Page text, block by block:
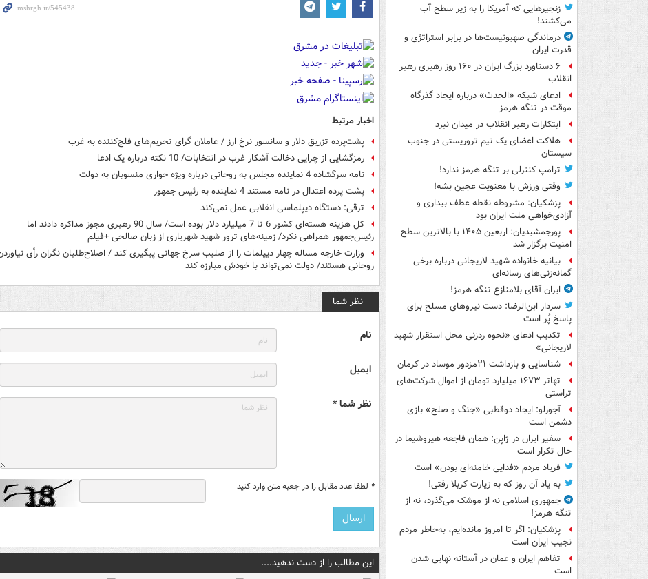
زنجیرهایی که آمریکا را به زیر سطح آب
می‌کشند!
درماندگی صهیونیست‌ها در برابر استراتژی و
قدرت ایران
۶ دستاورد بزرگ ایران در ۱۶۰ روز رهبری رهبر
انقلاب
ادعای شبکه «الحدث» درباره ایجاد گذرگاه
موقت در تنگه هرمز
ابتکارات رهبر انقلاب در میدان نبرد
هلاکت اعضای یک تیم تروریستی در جنوب
سیستان
ترامپ کنترلی بر تنگه هرمز ندارد!
وقتی ورزش با معنویت عجین بشه!
پزشکیان: مشروطه نقطه عطف بیداری و
آزادی‌خواهی ملت ایران بود
پورجمشیدیان: اربعین ۱۴۰۵ با بالاترین سطح
امنیت برگزار شد
بیانیه خانواده شهید لاریجانی درباره برخی
گمانه‌زنی‌های رسانه‌ای
ایران آقای بلامنازع تنگه هرمز!
سردار ابن‌الرضا: دست نیروهای مسلح برای
پاسخ پُر است
تکذیب ادعای «نحوه ردزنی محل استقرار شهید
لاریجانی»
شناسایی و بازداشت ۲۱مزدور موساد در کرمان
تهاتر ۱۶۷۳ میلیارد تومان از اموال شرکت‌های
تراستی
آجورلو: ایجاد دوقطبی «جنگ و صلح‌» بازی
دشمن است
سفیر ایران در ژاپن: همان فاجعه هیروشیما در
حال تکرار است
فریاد مردم «فدایی خامنه‌ای بودن» است
به یاد آن روز که به زیارت کربلا رفتی!
جمهوری اسلامی نه از موشک می‌گذرد، نه از
تنگه هرمز!
پزشکیان: اگر تا امروز مانده‌ایم، به‌خاطر مردم
نجیب ایران است
تفاهم ایران و عمان در آستانه نهایی شدن
است
اخبار مرتبط
پشت‌پرده تزریق دلار و سانسور نرخ ارز / عاملان گرای تحریم‌های فلج‌کننده به غرب
رمزگشایی از چرایی دخالت آشکار غرب در انتخابات/ 10 نکته درباره یک ادعا
نامه سرگشاده 4 نماینده مجلس به روحانی درباره ویژه خواری منسوبان به دولت
پشت پرده اعتدال در نامه مستند 4 نماینده به رئیس جمهور
ترقی: دستگاه دیپلماسی انقلابی عمل نمی‌کند
کل هزینه هسته‌ای کشور 6 تا 7 میلیارد دلار بوده است/ سال 90 رهبری مجوز مذاکره دادند اما
رئیس‌جمهور همراهی نکرد/ زمینه‌های ترور شهید شهریاری از زبان صالحی +فیلم
وزارت خارجه مساله چهار دیپلمات را از صلیب سرخ جهانی پیگیری کند / اصلاح‌طلبان نگران رأی
روحانی هستند/ دولت نمی‌تواند با خودش مبارزه کند
نظر شما
نام
ایمیل
نظر شما *
* لطفا عدد مقابل را در جعبه متن وارد کنید
این مطالب را از دست ندهید....